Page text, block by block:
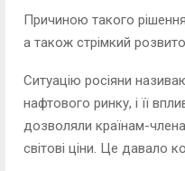
Причиною такого
а також стрімкий
Ситуацію росіяни
нафтового ринку, і її
дозволяли країнам-
світові ціни. Це давало